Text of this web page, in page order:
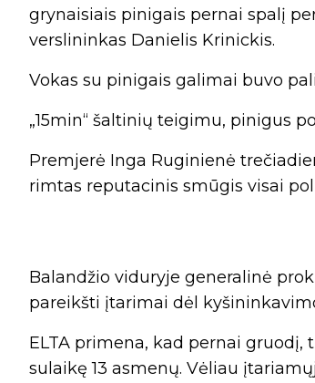
grynaisiais pinigais pernai spalį
verslininkas Danielis Krinickis.
Vokas su pinigais galimai buvo
„15min“ šaltinių teigimu, pinigus
Premjerė Inga Ruginienė
rimtas reputacinis smūgis visai
Balandžio viduryje generalinė
pareikšti įtarimai dėl
ELTA primena, kad pernai
sulaikę 13 asmenų. Vėliau